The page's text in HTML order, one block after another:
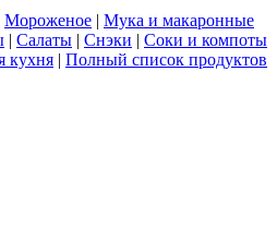
Мороженое
Мука и макаронные
Салаты Снэки
Соки и компоты
кухня
Полный список продуктов